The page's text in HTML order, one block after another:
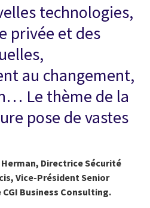
technologies,
privée et des
au changement,
Le thème de la
pose de vastes
Directrice Sécurité
Vice-Président Senior
Business Consulting.